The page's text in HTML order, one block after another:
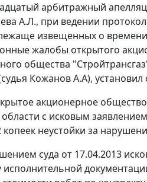
арбитражный
А.Л., при ведении
извещенных о времени
жалобы открытого
общества
Кожанов А.А),
акционерное
с исковым
копеек неустойки за
суда от 17.04.2013
исполнительной